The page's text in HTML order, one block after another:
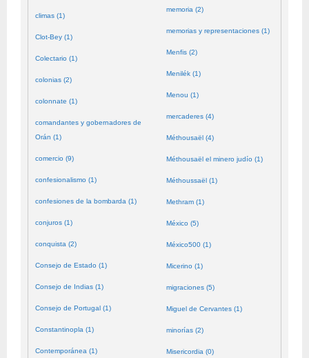
climas (1)
Clot-Bey (1)
Colectario (1)
colonias (2)
colonnate (1)
comandantes y gobernadores de
Orán (1)
comercio (9)
confesionalismo (1)
confesiones de la bombarda (1)
conjuros (1)
conquista (2)
Consejo de Estado (1)
Consejo de Indias (1)
Consejo de Portugal (1)
Constantinopla (1)
Contemporánea (1)
memoria (2)
memorias y representaciones (1)
Menfis (2)
Menilék (1)
Menou (1)
mercaderes (4)
Méthousaël (4)
Méthousaël el minero judío (1)
Méthoussaël (1)
Methram (1)
México (5)
México500 (1)
Micerino (1)
migraciones (5)
Miguel de Cervantes (1)
minorías (2)
Misericordia (0)